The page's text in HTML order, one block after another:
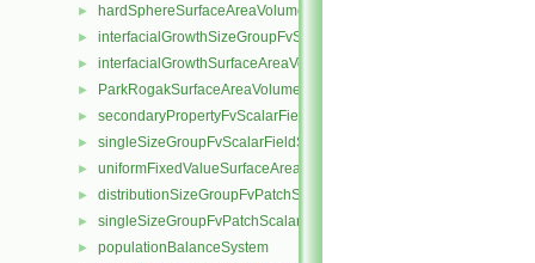
► hardSphereSurfaceAreaVolumeRatioFvScalarFieldSource
► interfacialGrowthSizeGroupFvScalarFieldSource
► interfacialGrowthSurfaceAreaVolumeRatioFvScalarFieldSource
► ParkRogakSurfaceAreaVolumeRatioFvScalarFieldSource
► secondaryPropertyFvScalarFieldSource
► singleSizeGroupFvScalarFieldSource
► uniformFixedValueSurfaceAreaVolumeRatioFvScalarFieldSource
► distributionSizeGroupFvPatchScalarField
► singleSizeGroupFvPatchScalarField
► populationBalanceSystem